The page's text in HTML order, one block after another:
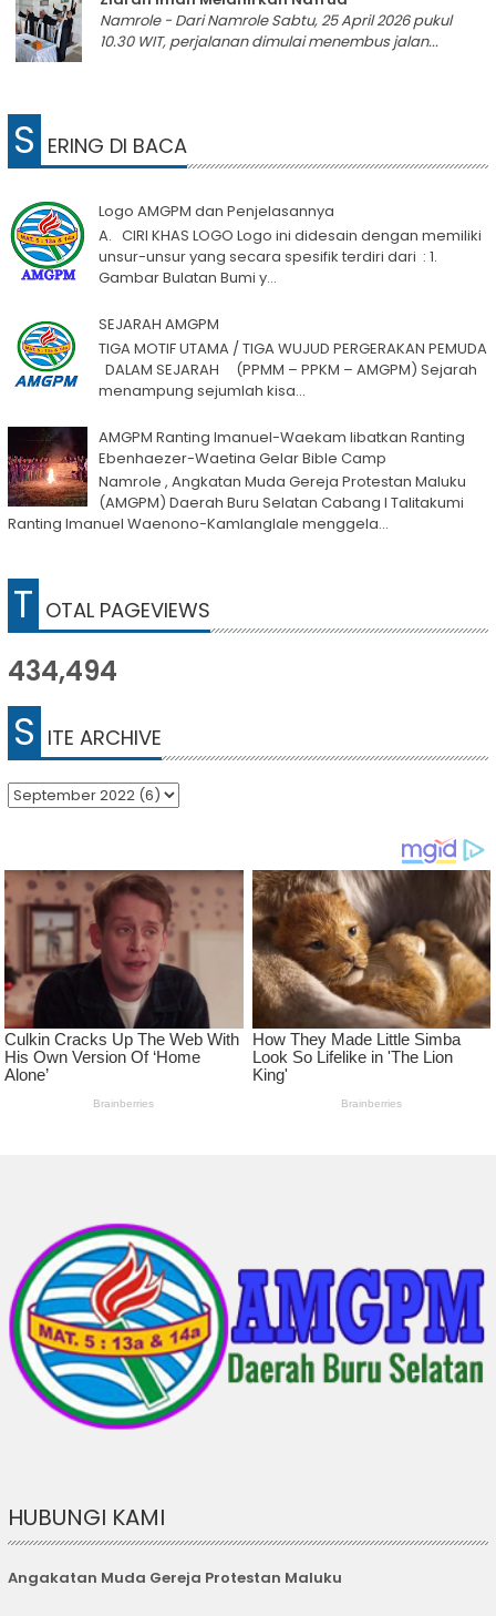
Namrole - Dari Namrole Sabtu, 25 April 2026 pukul
10.30 WIT, perjalanan dimulai menembus jalan...
S ERING DI BACA
Logo AMGPM dan Penjelasannya
A. CIRI KHAS LOGO Logo ini didesain dengan memiliki
unsur-unsur yang secara spesifik terdiri dari : 1.
Gambar Bulatan Bumi y...
SEJARAH AMGPM
TIGA MOTIF UTAMA / TIGA WUJUD PERGERAKAN PEMUDA
DALAM SEJARAH (PPMM – PPKM – AMGPM) Sejarah
menampung sejumlah kisa...
AMGPM Ranting Imanuel-Waekam libatkan Ranting
Ebenhaezer-Waetina Gelar Bible Camp
Namrole , Angkatan Muda Gereja Protestan Maluku
(AMGPM) Daerah Buru Selatan Cabang I Talitakumi
Ranting Imanuel Waenono-Kamlanglale menggela...
T OTAL PAGEVIEWS
434,494
S ITE ARCHIVE
HUBUNGI KAMI
Angakatan Muda Gereja Protestan Maluku